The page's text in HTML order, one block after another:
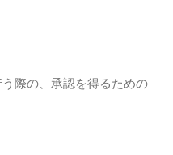
際の、承認を得るための